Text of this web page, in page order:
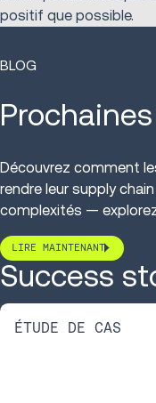
positif que possible.
BLOG
Découvrez comment
rendre leur supply
complexités —
LIRE MAINTENANT
Success
ÉTUDE DE CAS